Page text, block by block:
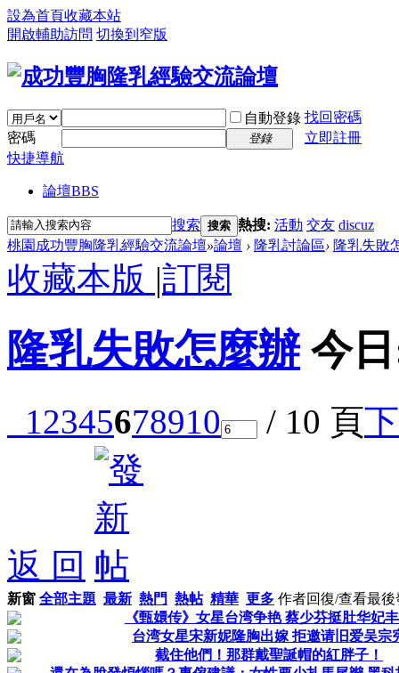
設為首頁收藏本站
開啟輔助訪問 切換到窄版
自動登錄 找回密碼
密碼
登錄
立即註冊
快捷導航
論壇BBS
搜索 搜索 熱搜: 活動 交友 discuz
桃園成功豐胸隆乳經驗交流論壇»論壇 › 隆乳討論區› 隆乳失敗
收藏本版 |訂閱
隆乳失敗怎麼辦 今
12345678910 / 10 頁
返 回
新窗 全部主題 最新 熱門 熱帖 精華 更多 作者回復/查看最後
《甄嬛传》女星台湾争艳 蔡少芬挺肚华妃
台湾女星宋新妮隆胸出嫁 拒邀请旧爱吴宗
截住他們！那群戴聖誕帽的紅胖子！